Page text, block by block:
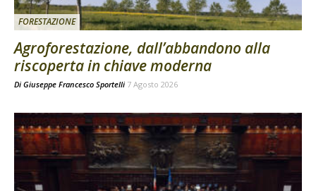
FORESTAZIONE
Agroforestazione, dall’abbandono alla
riscoperta in chiave moderna
Di Giuseppe Francesco Sportelli 7 Agosto 2026